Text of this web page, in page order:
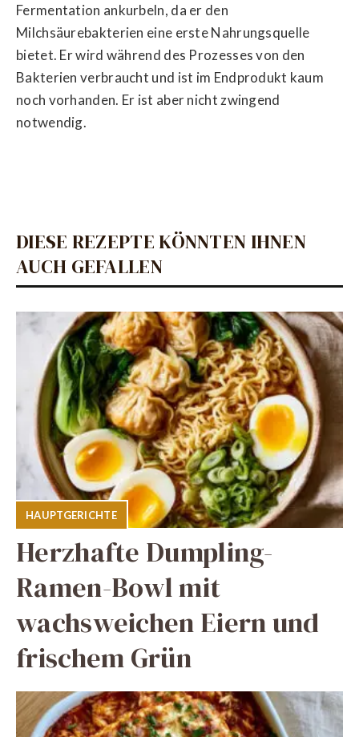
Fermentation ankurbeln, da er den
Milchsäurebakterien eine erste Nahrungsquelle
bietet. Er wird während des Prozesses von den
Bakterien verbraucht und ist im Endprodukt kaum
noch vorhanden. Er ist aber nicht zwingend
notwendig.
DIESE REZEPTE KÖNNTEN IHNEN
AUCH GEFALLEN
HAUPTGERICHTE
Herzhafte Dumpling-
Ramen-Bowl mit
wachsweichen Eiern und
frischem Grün